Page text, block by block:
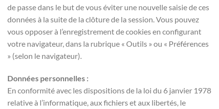
de passe dans le but de vous éviter une nouvelle saisie de ces
données à la suite de la clôture de la session. Vous pouvez
vous opposer à l’enregistrement de cookies en configurant
votre navigateur, dans la rubrique « Outils » ou « Préférences
» (selon le navigateur).
Données personnelles :
En conformité avec les dispositions de la loi du 6 janvier 1978
relative à l’informatique, aux fichiers et aux libertés, le